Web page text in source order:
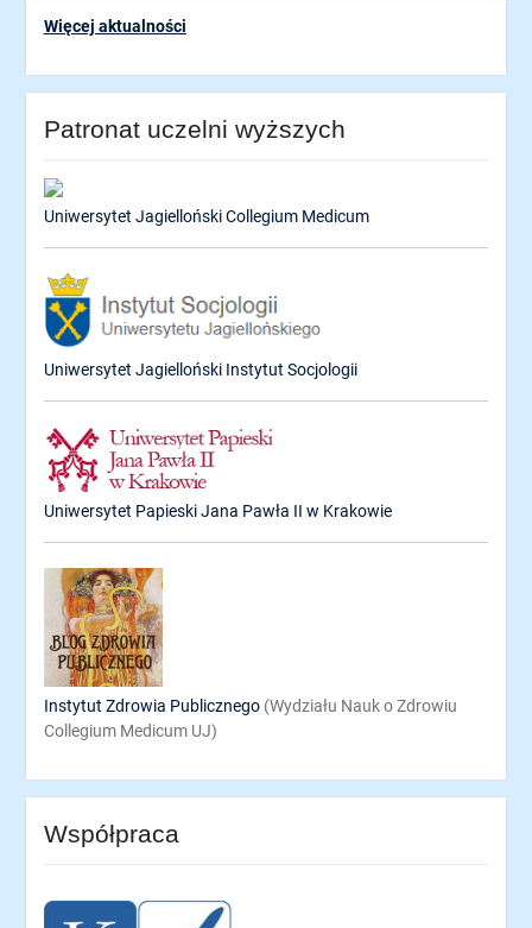
Więcej aktualności
Patronat uczelni wyższych
Uniwersytet Jagielloński Collegium Medicum
Uniwersytet Jagielloński Instytut Socjologii
Uniwersytet Papieski Jana Pawła II w Krakowie
Instytut Zdrowia Publicznego(Wydziału Nauk o Zdrowiu
Collegium Medicum UJ)
Współpraca